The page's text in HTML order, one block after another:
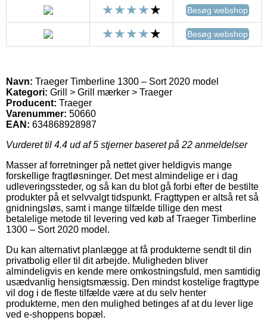
Besøg webshop
Besøg webshop
Navn: Traeger Timberline 1300 – Sort 2020 model
Kategori: Grill > Grill mærker > Traeger
Producent: Traeger
Varenummer: 50660
EAN: 634868928987
Vurderet til 4.4 ud af 5 stjerner baseret på 22 anmeldelser
Masser af forretninger på nettet giver heldigvis mange
forskellige fragtløsninger. Det mest almindelige er i dag
udleveringssteder, og så kan du blot gå forbi efter de bestilte
produkter på et selvvalgt tidspunkt. Fragttypen er altså ret så
gnidningsløs, samt i mange tilfælde tillige den mest
betalelige metode til levering ved køb af Traeger Timberline
1300 – Sort 2020 model.
Du kan alternativt planlægge at få produkterne sendt til din
privatbolig eller til dit arbejde. Muligheden bliver
almindeligvis en kende mere omkostningsfuld, men samtidig
usædvanlig hensigtsmæssig. Den mindst kostelige fragttype
vil dog i de fleste tilfælde være at du selv henter
produkterne, men den mulighed betinges af at du lever lige
ved e-shoppens bopæl.